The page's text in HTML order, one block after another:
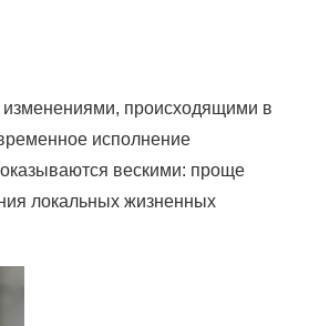
изменениями, происходящими в
исполнение
вескими: проще
локальных жизненных